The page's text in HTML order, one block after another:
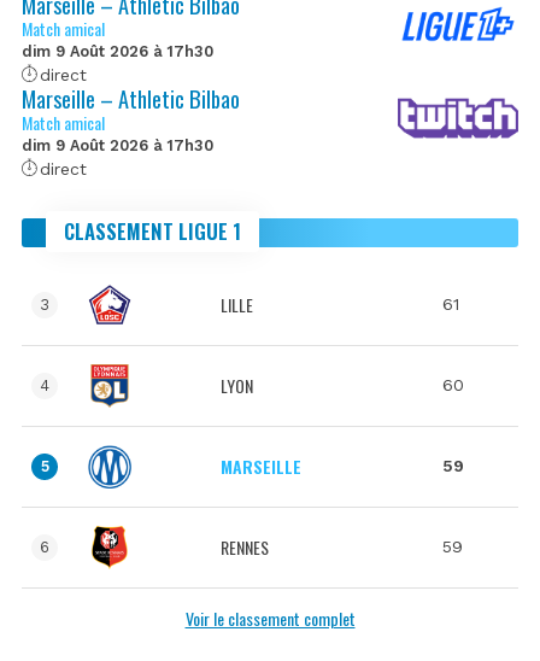
Match amical
dim 9 Août 2026 à 17h30
direct
Marseille – Athletic Bilbao
Match amical
dim 9 Août 2026 à 17h30
direct
CLASSEMENT LIGUE 1
3 LILLE 61
4 LYON 60
5 MARSEILLE 59
6 RENNES 59
Voir le classement complet